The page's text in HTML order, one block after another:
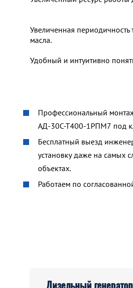
Увеличенная
масла.
Удобный и интуитивно
Профессиональный
АД-30С-Т400-1РПМ7 под
Бесплатный выезд
установку даже на самых
объектах.
Работаем по
Дизельный